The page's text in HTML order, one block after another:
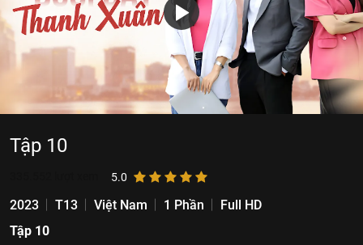
Tập 10
5.0
2023 T13 Việt Nam 1 Phần
Full HD
Tập 10